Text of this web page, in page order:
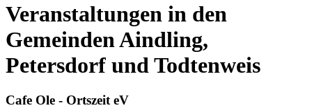
Veranstaltungen in den
Gemeinden Aindling,
Petersdorf und Todtenweis
Cafe Ole - Ortszeit eV